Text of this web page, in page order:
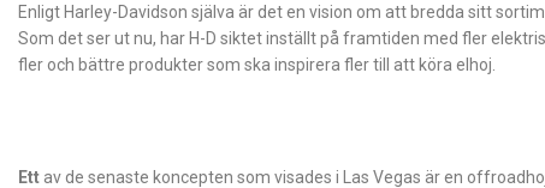
Enligt Harley-Davidson själva är det en vision om att bredda sitt
Som det ser ut nu, har H-D siktet inställt på framtiden med fler
fler och bättre produkter som ska inspirera fler till att köra elhoj.
Ett av de senaste koncepten som visades i Las Vegas är en